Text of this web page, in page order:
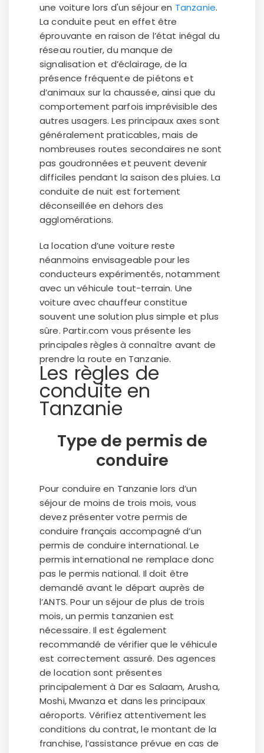
une voiture lors d'un séjour en Tanzanie.
La conduite peut en effet être
éprouvante en raison de l’état inégal du
réseau routier, du manque de
signalisation et d’éclairage, de la
présence fréquente de piétons et
d’animaux sur la chaussée, ainsi que du
comportement parfois imprévisible des
autres usagers. Les principaux axes sont
généralement praticables, mais de
nombreuses routes secondaires ne sont
pas goudronnées et peuvent devenir
difficiles pendant la saison des pluies. La
conduite de nuit est fortement
déconseillée en dehors des
agglomérations.
La location d’une voiture reste
néanmoins envisageable pour les
conducteurs expérimentés, notamment
avec un véhicule tout-terrain. Une
voiture avec chauffeur constitue
souvent une solution plus simple et plus
sûre. Partir.com vous présente les
principales règles à connaître avant de
prendre la route en Tanzanie.
Les règles de
conduite en
Tanzanie
Type de permis de
conduire
Pour conduire en Tanzanie lors d’un
séjour de moins de trois mois, vous
devez présenter votre permis de
conduire français accompagné d’un
permis de conduire international. Le
permis international ne remplace donc
pas le permis national. Il doit être
demandé avant le départ auprès de
l’ANTS. Pour un séjour de plus de trois
mois, un permis tanzanien est
nécessaire. Il est également
recommandé de vérifier que le véhicule
est correctement assuré. Des agences
de location sont présentes
principalement à Dar es Salaam, Arusha,
Moshi, Mwanza et dans les principaux
aéroports. Vérifiez attentivement les
conditions du contrat, le montant de la
franchise, l’assistance prévue en cas de